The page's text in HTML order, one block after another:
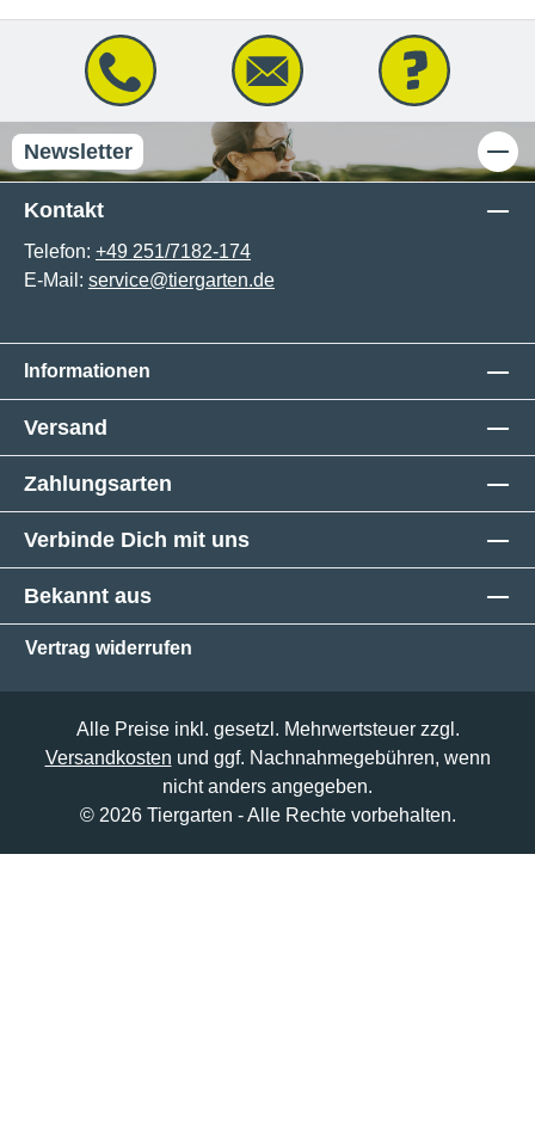
Newsletter
Kontakt
Telefon: +49 251/7182-174
E-Mail: service@tiergarten.de
Informationen
Versand
Zahlungsarten
Verbinde Dich mit uns
Bekannt aus
Vertrag widerrufen
Alle Preise inkl. gesetzl. Mehrwertsteuer zzgl.
Versandkosten und ggf. Nachnahmegebühren, wenn
nicht anders angegeben.
© 2026 Tiergarten - Alle Rechte vorbehalten.